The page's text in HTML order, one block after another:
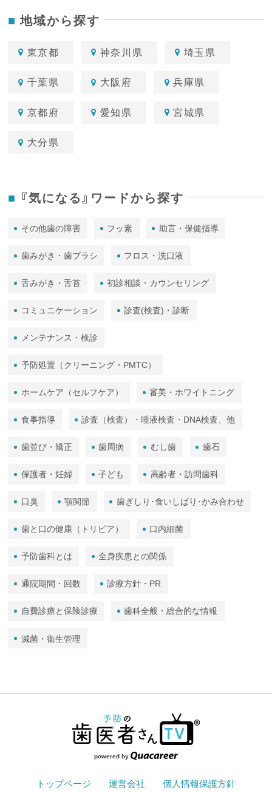
地域から探す
東京都 神奈川県 埼玉県
千葉県 大阪府 兵庫県
京都府 愛知県 宮城県
大分県
『気になる』ワードから探す
その他歯の障害 フッ素 助言・保健指導
歯みがき・歯ブラシ フロス・洗口液
舌みがき・舌苔 初診相談・カウンセリング
コミュニケーション 診査(検査)・診断
メンテナンス・検診
予防処置（クリーニング・PMTC）
ホームケア（セルフケア） 審美・ホワイトニング
食事指導 診査（検査）・唾液検査・DNA検査、他
歯並び・矯正 歯周病 むし歯 歯石
保護者・妊婦 子ども 高齢者・訪問歯科
口臭 顎関節 歯ぎしり･食いしばり･かみ合わせ
歯と口の健康（トリビア） 口内細菌
予防歯科とは 全身疾患との関係
通院期間・回数 診療方針・PR
自費診療と保険診療 歯科全般・総合的な情報
滅菌・衛生管理
powered by
トップページ 運営会社 個人情報保護方針